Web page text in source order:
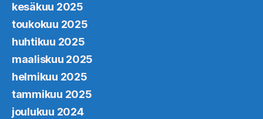
kesäkuu 2025
toukokuu 2025
huhtikuu 2025
maaliskuu 2025
helmikuu 2025
tammikuu 2025
joulukuu 2024